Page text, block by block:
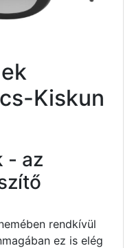
Kiskun
- az
rendkívül
ez is elég